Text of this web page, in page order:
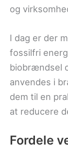
og
I dag er der
fossilfri
biobrændsel
anvendes i
dem til en
at reducere
Fordele